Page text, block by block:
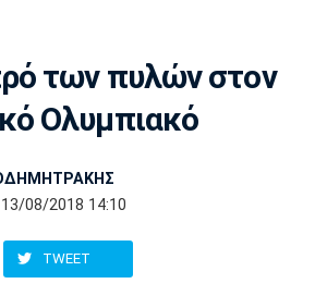
ΠΟΛΟ
PLUS
1
2
ΑΕΚ ΠΑΟΚ
Ατρόμητος
των πυλών στον
Ολυμπιακό
08/2018 14:10
TWEET